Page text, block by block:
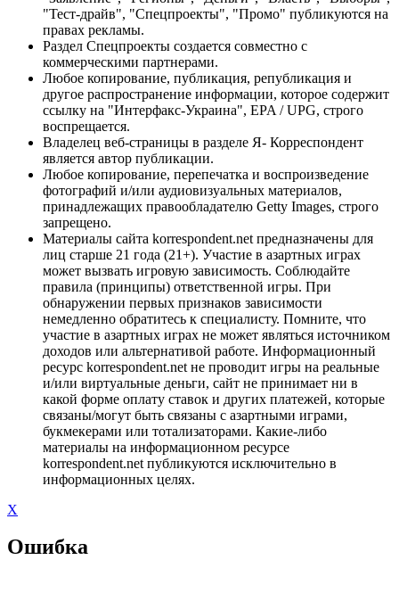
"Тест-драйв", "Спецпроекты", "Промо" публикуются на
правах рекламы.
Раздел Спецпроекты создается совместно с
коммерческими партнерами.
Любое копирование, публикация, републикация и
другое распространение информации, которое содержит
ссылку на "Интерфакс-Украина", EPA / UPG, строго
воспрещается.
Владелец веб-страницы в разделе Я- Корреспондент
является автор публикации.
Любое копирование, перепечатка и воспроизведение
фотографий и/или аудиовизуальных материалов,
принадлежащих правообладателю Getty Images, строго
запрещено.
Материалы сайта korrespondent.net предназначены для
лиц старше 21 года (21+). Участие в азартных играх
может вызвать игровую зависимость. Соблюдайте
правила (принципы) ответственной игры. При
обнаружении первых признаков зависимости
немедленно обратитесь к специалисту. Помните, что
участие в азартных играх не может являться источником
доходов или альтернативой работе. Информационный
ресурс korrespondent.net не проводит игры на реальные
и/или виртуальные деньги, сайт не принимает ни в
какой форме оплату ставок и других платежей, которые
связаны/могут быть связаны с азартными играми,
букмекерами или тотализаторами. Какие-либо
материалы на информационном ресурсе
korrespondent.net публикуются исключительно в
информационных целях.
X
Ошибка